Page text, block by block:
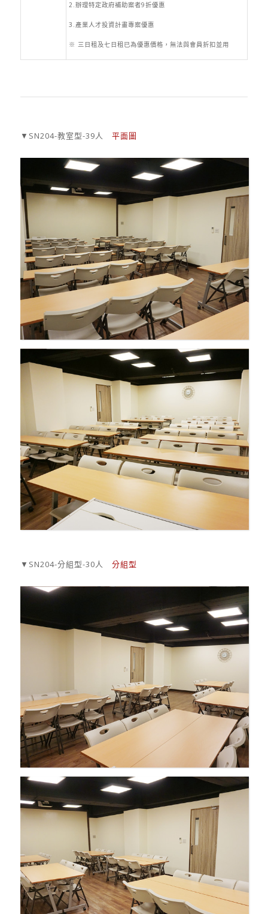
2.辦理特定政府補助案者9折優惠
3.產業人才投資計畫專案優惠
※ 三日租及七日租已為優惠價格，無法與會員折扣並用
▼SN204-教室型-39人 平面圖
▼SN204-分組型-30人 分組型